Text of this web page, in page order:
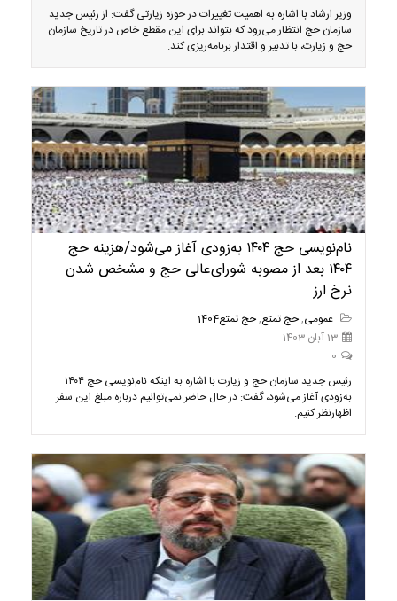
وزیر ارشاد با اشاره به اهمیت تغییرات در حوزه زیارتی گفت: از رئیس جدید
سازمان حج انتظار می‌رود که بتواند برای این مقطع خاص در تاریخ سازمان
حج و زیارت، با تدبیر و اقتدار برنامه‌ریزی کند.
نام‌نویسی حج ۱۴۰۴ به‌زودی آغاز می‌شود/هزینه حج
۱۴۰۴ بعد از مصوبه شورای‌عالی حج و مشخص شدن
نرخ ارز
عمومی,حج تمتع,حج تمتع1404
13 آبان 1403
0
رئیس جدید سازمان حج و زیارت با اشاره به اینکه نام‌نویسی حج ۱۴۰۴
به‌زودی آغاز می‌شود، گفت: در حال حاضر نمی‌توانیم درباره مبلغ این سفر
اظهارنظر کنیم.